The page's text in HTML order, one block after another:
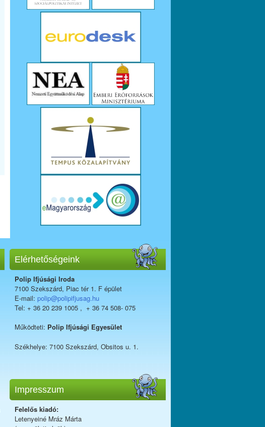
Elérhetőségeink
Polip Ifjúsági Iroda
7100 Szekszárd, Piac tér 1. F épület
E-mail: polip@polipifjusag.hu
Tel: + 36 20 239 1005 , + 36 74 508- 075
Működteti: Polip Ifjúsági Egyesület
Székhelye: 7100 Szekszárd, Obsitos u. 1.
Impresszum
Felelős kiadó:
Letenyeiné Mráz Márta